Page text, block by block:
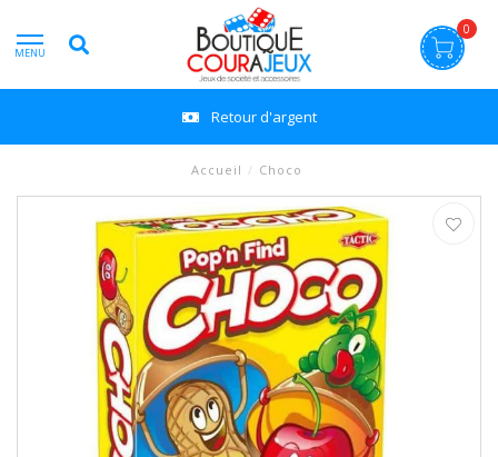
MENU
0
Retour d'argent
Accueil / Choco